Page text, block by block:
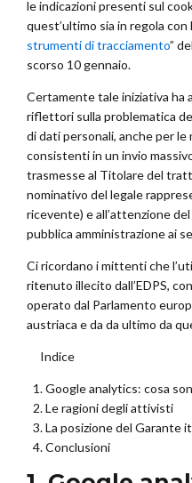
le indicazioni presenti sul
quest’ultimo sia in regola con
strumenti di tracciamento”
scorso 10 gennaio.
Certamente tale iniziativa ha
riflettori sulla problematica
di dati personali, anche per
consistenti in un invio
trasmesse al Titolare del
nominativo del legale
ricevente) e all’attenzione
pubblica amministrazione ai
Ci ricordano i mittenti che
ritenuto illecito dall’EDPS,
operato dal Parlamento
austriaca e da da ultimo da
Indice
Google analytics: cosa
Le ragioni degli attivisti
La posizione del Garante
Conclusioni